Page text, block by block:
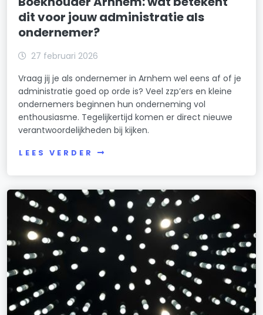
dit voor jouw administratie als
ondernemer?
27 februari 2026
Vraag jij je als ondernemer in Arnhem wel eens af of je
administratie goed op orde is? Veel zzp’ers en kleine
ondernemers beginnen hun onderneming vol
enthousiasme. Tegelijkertijd komen er direct nieuwe
verantwoordelijkheden bij kijken.
LEES VERDER